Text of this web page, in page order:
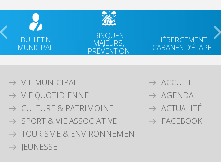
BULLETIN
MUNICIPAL
RISQUES
MAJEURS,
PRÉVENTION
HÉBERGEMENT
CABANES D’ÉTAPE
VIE MUNICIPALE
VIE QUOTIDIENNE
CULTURE & PATRIMOINE
SPORT & VIE ASSOCIATIVE
TOURISME & ENVIRONNEMENT
JEUNESSE
ACCUEIL
AGENDA
ACTUALITÉ
FACEBOOK